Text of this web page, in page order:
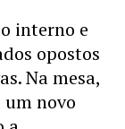
interno e
opostos
Na mesa,
um novo